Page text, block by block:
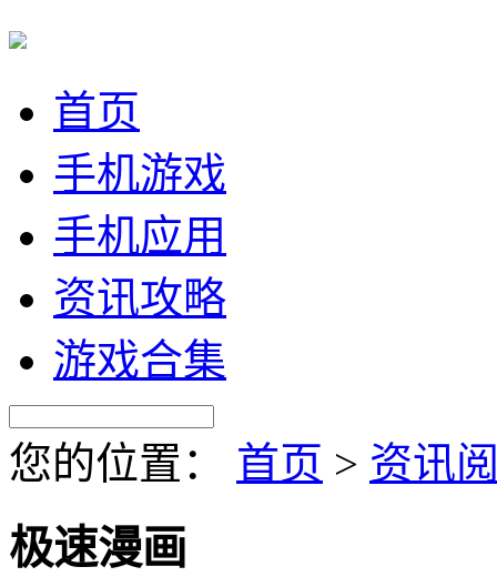
首页
手机游戏
手机应用
资讯攻略
游戏合集
您的位置： 首页 > 资讯
极速漫画